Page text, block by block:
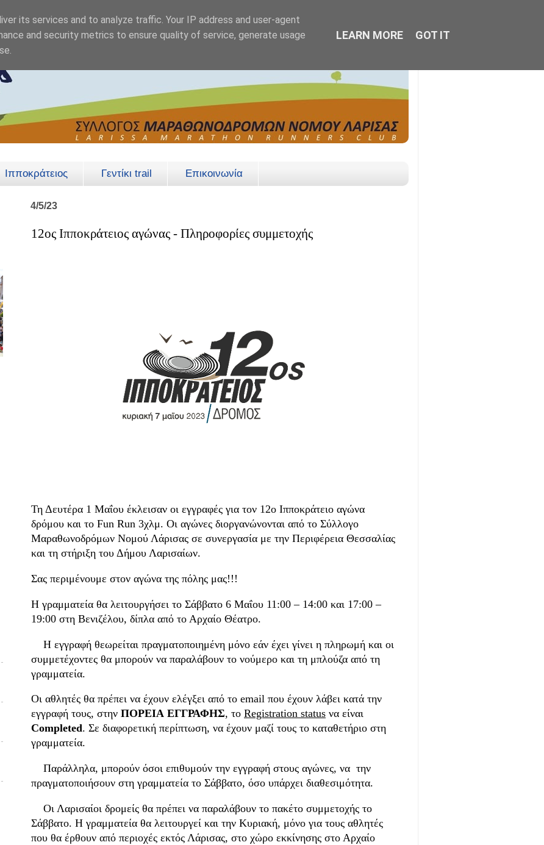
Ιπποκράτειος Γεντίκι trail Επικοινωνία
4/5/23
12ος Ιπποκράτειος αγώνας - Πληροφορίες συμμετοχής
Τη Δευτέρα 1 Μαΐου έκλεισαν οι εγγραφές για τον 12ο Ιπποκράτειο αγώνα
δρόμου και το Fun Run 3χλμ. Οι αγώνες διοργανώνονται από το Σύλλογο
Μαραθωνοδρόμων Νομού Λάρισας σε συνεργασία με την Περιφέρεια Θεσσαλίας
και τη στήριξη του Δήμου Λαρισαίων.
Σας περιμένουμε στον αγώνα της πόλης μας!!!
Η γραμματεία θα λειτουργήσει το Σάββατο 6 Μαΐου 11:00 – 14:00 και 17:00 –
19:00 στη Βενιζέλου, δίπλα από το Αρχαίο Θέατρο.
Η εγγραφή θεωρείται πραγματοποιημένη μόνο εάν έχει γίνει η πληρωμή και οι
συμμετέχοντες θα μπορούν να παραλάβουν το νούμερο και τη μπλούζα από τη
γραμματεία.
Οι αθλητές θα πρέπει να έχουν ελέγξει από το email που έχουν λάβει κατά την
εγγραφή τους, στην ΠΟΡΕΙΑ ΕΓΓΡΑΦΗΣ, το Registration status να είναι
Completed. Σε διαφορετική περίπτωση, να έχουν μαζί τους το καταθετήριο στη
γραμματεία.
Παράλληλα, μπορούν όσοι επιθυμούν την εγγραφή στους αγώνες, να την
πραγματοποιήσουν στη γραμματεία το Σάββατο, όσο υπάρχει διαθεσιμότητα.
Οι Λαρισαίοι δρομείς θα πρέπει να παραλάβουν το πακέτο συμμετοχής το
Σάββατο. Η γραμματεία θα λειτουργεί και την Κυριακή, μόνο για τους αθλητές
που θα έρθουν από περιοχές εκτός Λάρισας, στο χώρο εκκίνησης στο Αρχαίο
its services and to analyze traffic. Your IP address and user-agent
and security metrics to ensure quality of service, generate usage
LEARN MORE GOT IT